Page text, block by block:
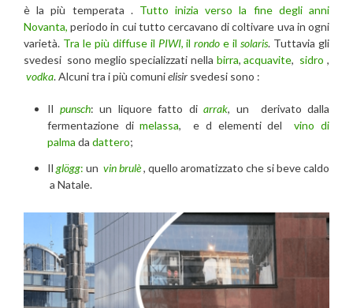
è la più temperata . Tutto inizia verso la fine degli anni
Novanta, periodo in cui tutto cercavano di coltivare uva in ogni
varietà. Tra le più diffuse il PIWI, ilrondo e ilsolaris. Tuttavia gli
svedesi sono meglio specializzati nella birra,acquavite, sidro ,
vodka. Alcuni tra i più comunielisir svedesi sono :
Il punsch: un liquore fatto di arrak, un derivato dalla
fermentazione dimelassa, e d elementi delvino di
palma da dattero;
Il glögg: un vin brulè, quello aromatizzato che si beve caldo
a Natale.